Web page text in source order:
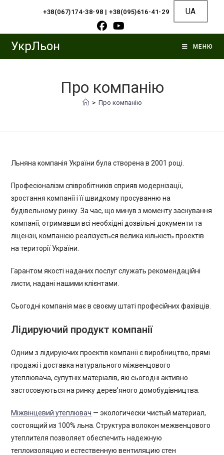
+38(067)174-38-98 |+38(095)616-41-29 UA
УкрЛьон МЕНЮ
Про компанію
> Про компанію
Льняна компанія України була створена в 2001 році.
Професіоналізм співробітників сприяв модернізації,
зростання компанії і її швидкому просуванню на
будівельному ринку. За час, що минув з моменту заснування
компанії, отримавши всі необхідні дозвільні документи та
ліцензії, компанією реалізується велика кількість проектів
на території України.
Гарантом якості наданих послуг служать рекомендаційні
листи, надані нашими клієнтами.
Сьогодні компанія має в своєму штаті професійних фахівців.
Лідируючий продукт компанії
Одним з лідируючих проектів компанії є виробництво, прямі
продажі і доставка натурального мiжвенцового
утеплювача, супутніх матеріалів, які сьогодні активно
застосовуються на ринку дерев'яного домобудівництва.
Міжвінцевий утеплювач — экологически чистый материал,
состоящий из 100% льна. Структура волокон межвенцового
утеплителя позволяет обеспечить надежную
теплоизоляцию и естественную вентиляцию стен